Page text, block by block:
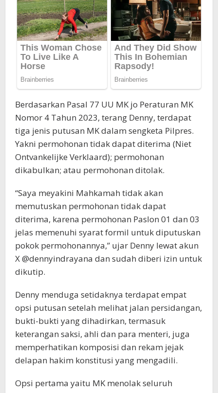
Berdasarkan Pasal 77 UU MK jo Peraturan MK
Nomor 4 Tahun 2023, terang Denny, terdapat
tiga jenis putusan MK dalam sengketa Pilpres.
Yakni permohonan tidak dapat diterima (Niet
Ontvankelijke Verklaard); permohonan
dikabulkan; atau permohonan ditolak.
“Saya meyakini Mahkamah tidak akan
memutuskan permohonan tidak dapat
diterima, karena permohonan Paslon 01 dan 03
jelas memenuhi syarat formil untuk diputuskan
pokok permohonannya,” ujar Denny lewat akun
X @dennyindrayana dan sudah diberi izin untuk
dikutip.
Denny menduga setidaknya terdapat empat
opsi putusan setelah melihat jalan persidangan,
bukti-bukti yang dihadirkan, termasuk
keterangan saksi, ahli dan para menteri, juga
memperhatikan komposisi dan rekam jejak
delapan hakim konstitusi yang mengadili.
Opsi pertama yaitu MK menolak seluruh